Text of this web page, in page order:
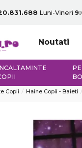
Luni-Vineri
Noutati
Copii Haine Copii - Baieti